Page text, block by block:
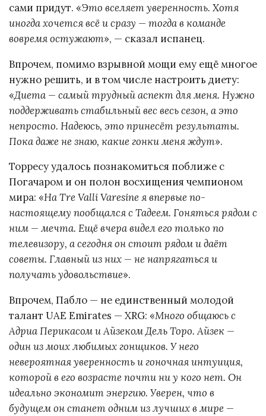
сами придут. «Это вселяет уверенность. Хотя
иногда хочется всё и сразу — тогда в команде
вовремя остужают», — сказал испанец.
Впрочем, помимо взрывной мощи ему ещё многое
нужно решить, и в том числе настроить диету:
«Диета — самый трудный аспект для меня. Нужно
поддерживать стабильный вес весь сезон, а это
непросто. Надеюсь, это принесёт результаты.
Пока даже не знаю, какие гонки меня ждут».
Торресу удалось познакомиться поближе с
Погачаром и он полон восхищения чемпионом
мира: «На Tre Valli Varesine я впервые по-
настоящему пообщался с Тадеем. Гоняться рядом с
ним — мечта. Ещё вчера видел его только по
телевизору, а сегодня он стоит рядом и даёт
советы. Главный из них — не напрягаться и
получать удовольствие».
Впрочем, Пабло — не единственный молодой
талант UAE Emirates — XRG: «Много общаюсь с
Адриа Перикасом и Айзеком Дель Торо. Айзек —
один из моих любимых гонщиков. У него
невероятная уверенность и гоночная интуиция,
которой в его возрасте почти ни у кого нет. Он
идеально экономит энергию. Уверен, что в
будущем он станет одним из лучших в мире —